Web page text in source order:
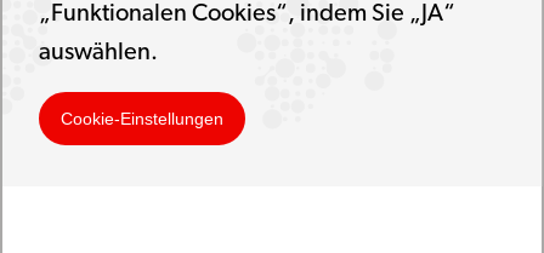
„Funktionalen Cookies“, indem Sie „JA“
auswählen.
Cookie-Einstellungen